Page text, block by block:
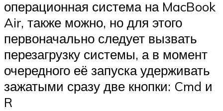
операционная система на MacBook
Air, также можно, но для этого
первоначально следует вызвать
перезагрузку системы, а в момент
очередного её запуска удерживать
зажатыми сразу две кнопки: Cmd и
R